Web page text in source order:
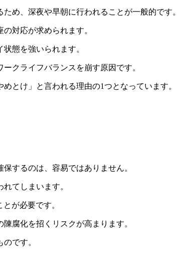
め、深夜や早朝に行われることが一般的です。
対応が求められます。
態を強いられます。
クライフバランスを崩す原因です。
とけ」と言われる理由の1つとなっています。
するのは、容易ではありません。
てしまいます。
が必要です。
腐化を招くリスクが高まります。
です。